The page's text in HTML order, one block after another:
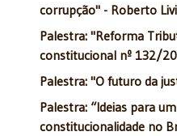
corrupção" - Roberto
Palestra: "Reforma
constitucional nº 132/
Palestra: "O futuro da
Palestra: “Ideias para
constitucionalidade no